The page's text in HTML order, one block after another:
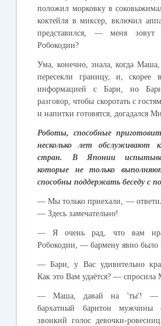
положил морковку в
коктейля в миксер ,включил
представился , —меня зовут
Робокодии?
Ума конечно, знала,когда Маша
пересекли
границу, и ,скорее
информацией
с Бари но
разговор ,чтобы скоротать с
и напитки готовятся догадался
Роботы, способные
несколько
лет обслуживают
стран. В Японии
которые
не только
способны поддержать беседу с
—Мы только приехали , —
—Здесь замечательно!
— Я очень рад что вам
Робокодии , —бармену явно было
—Бари ,у Вас удивительно
Как это Вам удаётся? —спросила
—Маша давай на 'ты'! —
бархатный
баритон мужчины
звонкий
голос девочки-